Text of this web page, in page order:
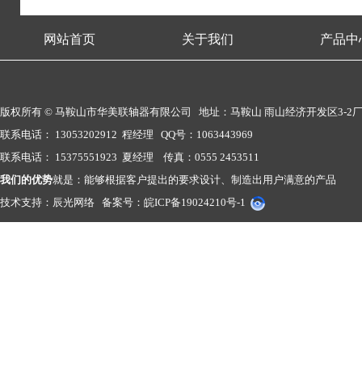
网站首页 关于我们 产品中
版权所有 © 马鞍山市华美联轴器有限公司 地址：马鞍山 雨山经济开发区3-2
联系电话： 13053202912 程经理 QQ号：1063443969
联系电话： 15375551923 夏经理 传真：0555 2453511
我们的优势就是：能够根据客户提出的要求设计、制造出用户满意的产品
技术支持： 辰光网络 备案号： 皖ICP备19024210号-1